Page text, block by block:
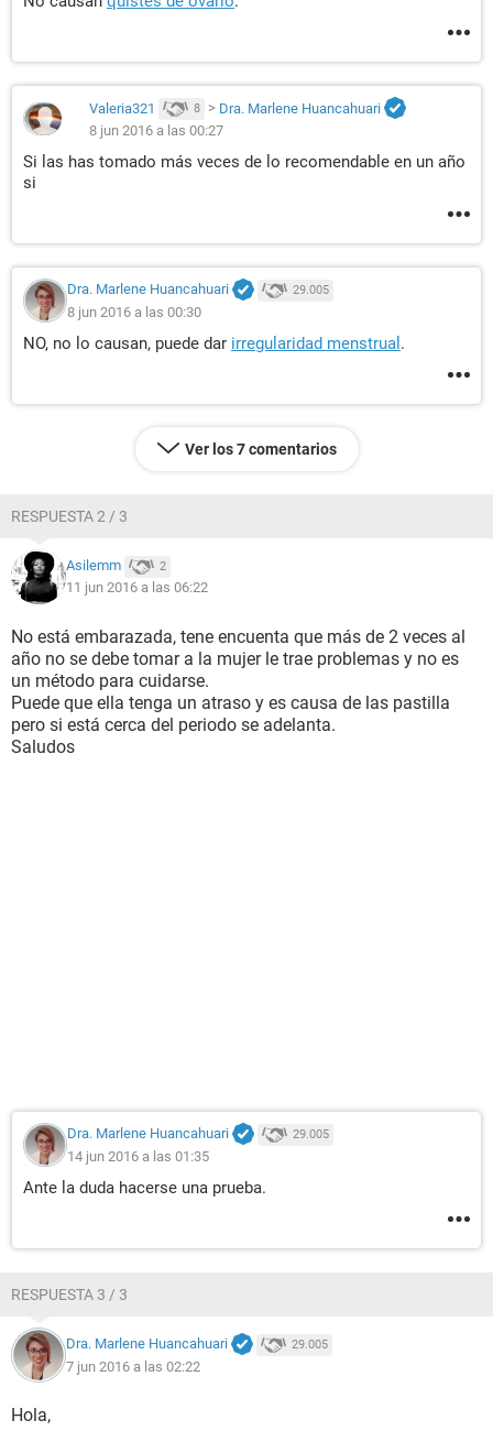
Valeria321 8 > Dra. Marlene Huancahuari
8 jun 2016 a las 00:27
Si las has tomado más veces de lo recomendable en un año
si
Dra. Marlene Huancahuari 29.005
8 jun 2016 a las 00:30
NO, no lo causan, puede dar irregularidad menstrual .
Ver los 7 comentarios
RESPUESTA 2 / 3
Asilemm 2
11 jun 2016 a las 06:22
No está embarazada, tene encuenta que más de 2 veces al
año no se debe tomar a la mujer le trae problemas y no es
un método para cuidarse.
Puede que ella tenga un atraso y es causa de las pastilla
pero si está cerca del periodo se adelanta.
Saludos
Dra. Marlene Huancahuari 29.005
14 jun 2016 a las 01:35
Ante la duda hacerse una prueba.
RESPUESTA 3 / 3
Dra. Marlene Huancahuari 29.005
7 jun 2016 a las 02:22
Hola,